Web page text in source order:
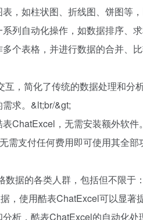
，如柱状图、折线图、饼图等
列自动化操作，如数据排序、
个表格，并进行数据的合并、
，简化了传统的数据处理和分
求。&lt;br/&gt;
ChatExcel，无需安装额外软件
需支付任何费用即可使用其全部
据的各类人群，包括但不限于
，使用酷表ChatExcel可以显著
析，酷表ChatExcel的自动化